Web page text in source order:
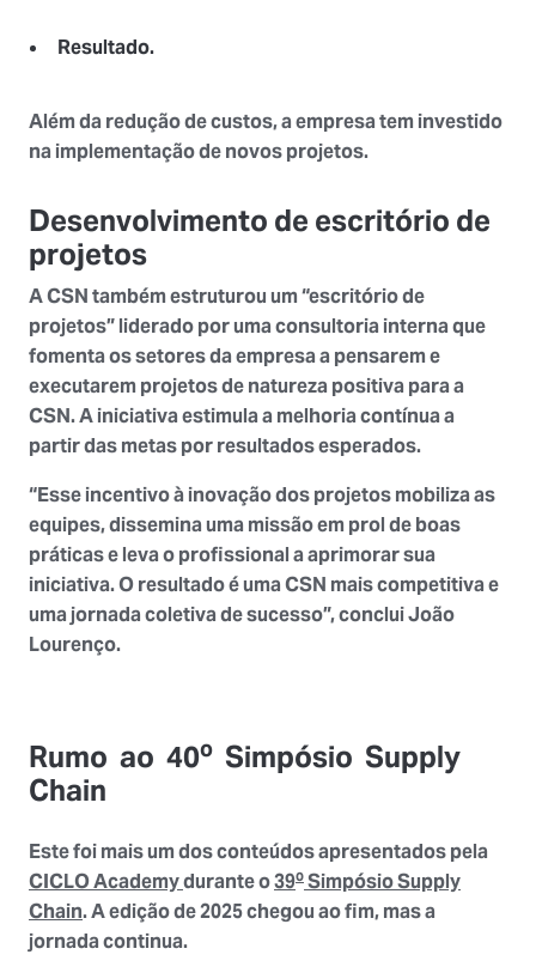
Resultado.
Além da redução de custos, a empresa tem investido
na implementação de novos projetos.
Desenvolvimento de escritório de
projetos
A CSN também estruturou um “escritório de
projetos” liderado por uma consultoria interna que
fomenta os setores da empresa a pensarem e
executarem projetos de natureza positiva para a
CSN. A iniciativa estimula a melhoria contínua a
partir das metas por resultados esperados.
“Esse incentivo à inovação dos projetos mobiliza as
equipes, dissemina uma missão em prol de boas
práticas e leva o profissional a aprimorar sua
iniciativa. O resultado é uma CSN mais competitiva e
uma jornada coletiva de sucesso”, conclui João
Lourenço.
Rumo ao 40o Simpósio Supply
Chain
Este foi mais um dos conteúdos apresentados pela
CICLO Academydurante o39o Simpósio Supply
Chain. A edição de 2025 chegou ao fim, mas a
jornada continua.